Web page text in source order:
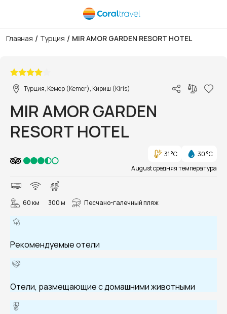
Главная / Турция / MIR AMOR GARDEN RESORT HOTEL
Турция, Кемер (Kemer), Кириш (Kiris)
MIR AMOR GARDEN
RESORT HOTEL
31 °C
30 °C
August средняя температура
60 км 300 м Песчано-галечный пляж
Рекомендуемые отели
Отели, размещающие с домашними животными